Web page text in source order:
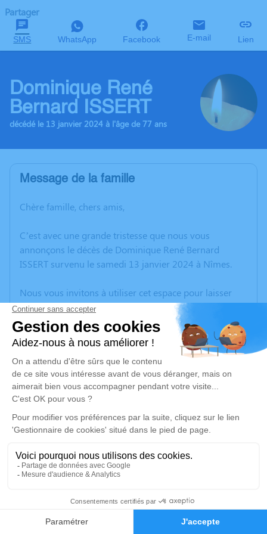
Faire-part Hommages
Partager
SMS WhatsApp Facebook E-mail Lien
Dominique René
Bernard ISSERT
décédé le 13 janvier 2024 à l'âge de 77 ans
Message de la famille
Chère famille, chers amis,
C’est avec une grande tristesse que nous vous
annonçons le décès de Dominique René Bernard
ISSERT survenu le samedi 13 janvier 2024 à Nîmes.
Nous vous invitons à utiliser cet espace pour laisser
vos condoléances, partager des photos souvenirs, une
anecdote ou exprimer vos pensées à travers des
poèmes ou des textes. Cet endroit est un lieu
d'expression dédié à honorer la mémoire de
Dominique René Bernard ISSERT.
Un service de plantation d’arbre hommage est
disponible ici.
Je rends hommage
Cérémonie religieuse
Cathédrale Saint Théodorit d'Uzès
Place de l'Evêché